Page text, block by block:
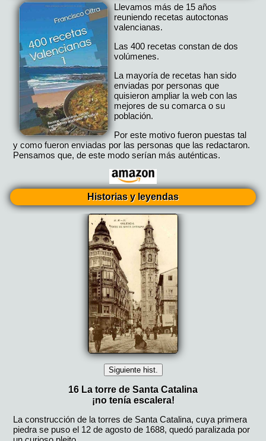
Llevamos más de 15 años
reuniendo recetas autoctonas
valencianas.
Las 400 recetas constan de dos
volúmenes.
La mayoría de recetas han sido
enviadas por personas que
quisieron ampliar la web con las
mejores de su comarca o su
población.
Por este motivo fueron puestas tal
y como fueron enviadas por las personas que las redactaron.
Pensamos que, de este modo serían más auténticas.
Historias y leyendas